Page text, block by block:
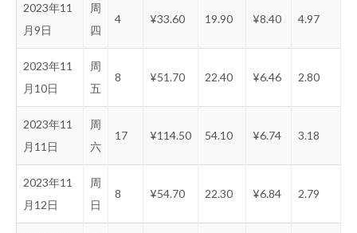
2023年11
月9日
周
四
4 ¥33.60 19.90 ¥8.40 4.97
2023年11
月10日
周
五
8 ¥51.70 22.40 ¥6.46 2.80
2023年11
月11日
周
六
17 ¥114.50 54.10 ¥6.74 3.18
2023年11
月12日
周
日
8 ¥54.70 22.30 ¥6.84 2.79